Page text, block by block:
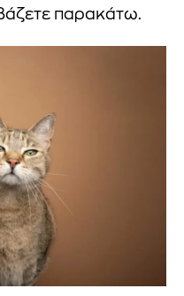
παρακάτω.